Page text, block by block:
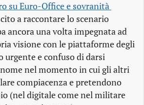
su Euro-Office e sovranità
a raccontare lo scenario
ancora una volta impegnata ad
visione con le piattaforme degli
urgente e confuso di darsi
nel momento in cui gli altri
compiacenza e pretendono
(nel digitale come nel militare